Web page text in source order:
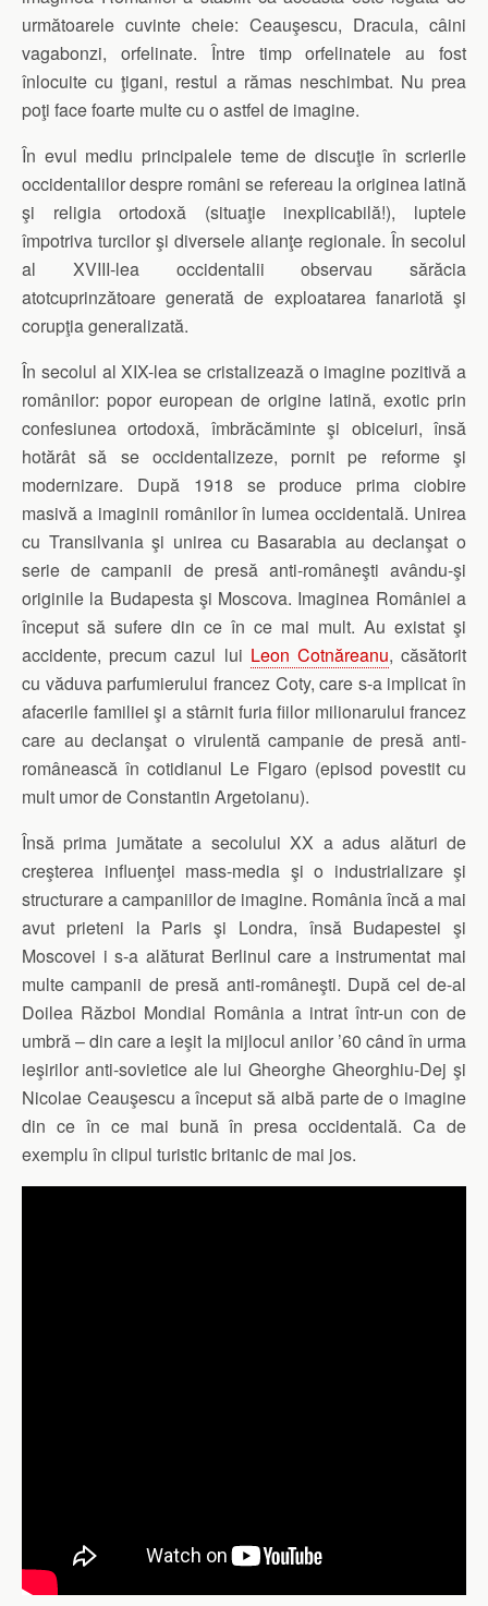
următoarele cuvinte cheie: Ceauşescu, Dracula, câini
vagabonzi, orfelinate. Între timp orfelinatele au fost
înlocuite cu ţigani, restul a rămas neschimbat. Nu prea
poţi face foarte multe cu o astfel de imagine.
În evul mediu principalele teme de discuţie în scrierile
occidentalilor despre români se refereau la originea latină
şi religia ortodoxă (situaţie inexplicabilă!), luptele
împotriva turcilor şi diversele alianţe regionale. În secolul
al XVIII-lea occidentalii observau sărăcia
atotcuprinzătoare generată de exploatarea fanariotă şi
corupţia generalizată.
În secolul al XIX-lea se cristalizează o imagine pozitivă a
românilor: popor european de origine latină, exotic prin
confesiunea ortodoxă, îmbrăcăminte şi obiceiuri, însă
hotărât să se occidentalizeze, pornit pe reforme şi
modernizare. După 1918 se produce prima ciobire
masivă a imaginii românilor în lumea occidentală. Unirea
cu Transilvania şi unirea cu Basarabia au declanşat o
serie de campanii de presă anti-româneşti avându-şi
originile la Budapesta şi Moscova. Imaginea României a
început să sufere din ce în ce mai mult. Au existat şi
accidente, precum cazul lui Leon Cotnăreanu, căsătorit
cu văduva parfumierului francez Coty, care s-a implicat în
afacerile familiei şi a stârnit furia fiilor milionarului francez
care au declanşat o virulentă campanie de presă anti-
românească în cotidianul Le Figaro (episod povestit cu
mult umor de Constantin Argetoianu).
Însă prima jumătate a secolului XX a adus alături de
creşterea influenţei mass-media şi o industrializare şi
structurare a campaniilor de imagine. România încă a mai
avut prieteni la Paris şi Londra, însă Budapestei şi
Moscovei i s-a alăturat Berlinul care a instrumentat mai
multe campanii de presă anti-româneşti. După cel de-al
Doilea Război Mondial România a intrat într-un con de
umbră – din care a ieşit la mijlocul anilor ’60 când în urma
ieşirilor anti-sovietice ale lui Gheorghe Gheorghiu-Dej şi
Nicolae Ceauşescu a început să aibă parte de o imagine
din ce în ce mai bună în presa occidentală. Ca de
exemplu în clipul turistic britanic de mai jos.